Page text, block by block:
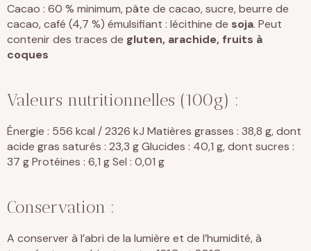
Cacao : 60 % minimum, pâte de cacao, sucre, beurre de
cacao, café (4,7 %) émulsifiant : lécithine de soja. Peut
contenir des traces de gluten, arachide, fruits à
coques
Valeurs nutritionnelles (100g) :
Énergie : 556 kcal / 2326 kJ Matières grasses : 38,8 g, dont
acide gras saturés : 23,3 g Glucides : 40,1 g, dont sucres :
37 g Protéines : 6,1 g Sel : 0,01 g
Conservation :
A conserver à l’abri de la lumière et de l’humidité, à